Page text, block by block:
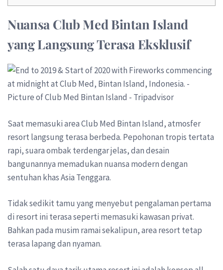
Nuansa Club Med Bintan Island
yang Langsung Terasa Eksklusif
Saat memasuki area Club Med Bintan Island, atmosfer
resort langsung terasa berbeda. Pepohonan tropis tertata
rapi, suara ombak terdengar jelas, dan desain
bangunannya memadukan nuansa modern dengan
sentuhan khas Asia Tenggara.
Tidak sedikit tamu yang menyebut pengalaman pertama
di resort ini terasa seperti memasuki kawasan privat.
Bahkan pada musim ramai sekalipun, area resort tetap
terasa lapang dan nyaman.